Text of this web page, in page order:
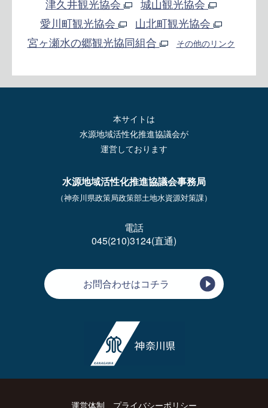
津久井観光協会
城山観光協会
愛川町観光協会
山北町観光協会
宮ヶ瀬水の郷観光協同組合
その他のリンク
本サイトは
水源地域活性化推進協議会が
運営しております
水源地域活性化推進協議会事務局
（神奈川県政策局政策部土地水資源対策課）
電話
045(210)3124(直通)
お問合わせはコチラ
運営体制 プライバシーポリシー